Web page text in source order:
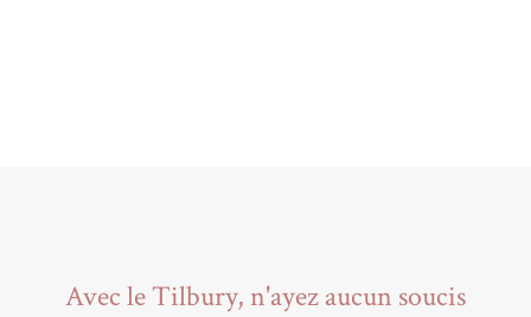
Avec le Tilbury, n'ayez aucun soucis